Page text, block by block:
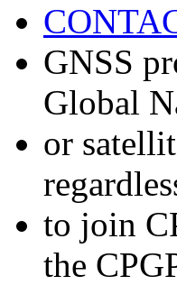
GNSS
Global
or
to join
the